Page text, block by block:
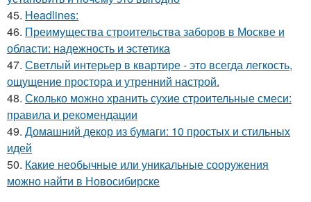
45. Headlines:
46. Преимущества строительства заборов в Москве и
области: надежность и эстетика
47. Светлый интерьер в квартире - это всегда легкость,
ощущение простора и утренний настрой.
48. Сколько можно хранить сухие строительные смеси:
правила и рекомендации
49. Домашний декор из бумаги: 10 простых и стильных
идей
50. Какие необычные или уникальные сооружения
можно найти в Новосибирске